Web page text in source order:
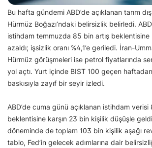
Bu hafta gündemi ABD’de açıklanan tarım
Hürmüz Boğazı’ndaki belirsizlik belirledi.
istihdam temmuzda 85 bin artış beklentisine
azaldı; işsizlik oranı %4,1’e geriledi. İran-
Hürmüz görüşmeleri ise petrol fiyatlarında
yol açtı. Yurt içinde BIST 100 geçen haftadan
baskısıyla zayıf bir seyir izledi.
ABD’de cuma günü açıklanan istihdam
beklentisine karşın 23 bin kişilik düşüşle
döneminde de toplam 103 bin kişilik aşağı
tablo, Fed’in gelecek adımlarına dair